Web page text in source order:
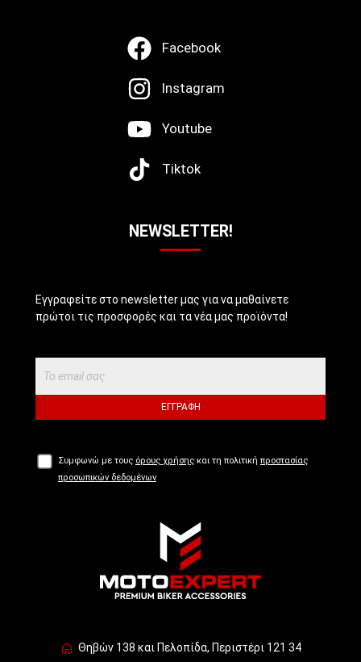
Facebook
Instagram
Youtube
Tiktok
NEWSLETTER!
Εγγραφείτε στο newsletter μας για να μαθαίνετε
πρώτοι τις προσφορές και τα νέα μας προϊόντα!
ΕΓΓΡΑΦΉ
Συμφωνώ με τους όρους χρήσης και τη πολιτική προστασίας
προσωπικών δεδομένων
Θηβών 138 και Πελοπίδα, Περιστέρι 121 34